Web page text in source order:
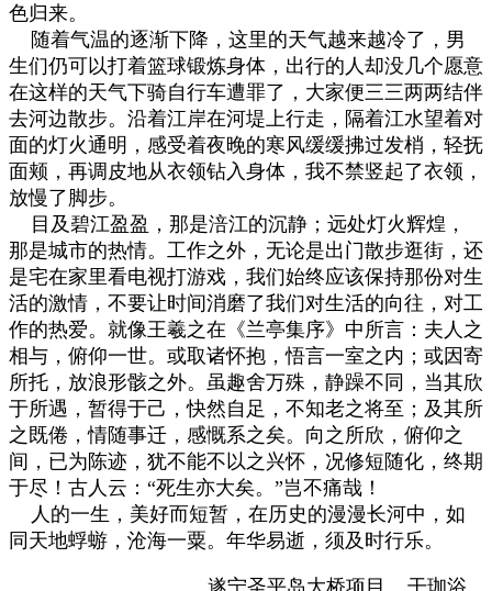
色归来。
随着气温的逐渐下降，这里的天气越来越冷了，男
生们仍可以打着篮球锻炼身体，出行的人却没几个愿意
在这样的天气下骑自行车遭罪了，大家便三三两两结伴
去河边散步。沿着江岸在河堤上行走，隔着江水望着对
面的灯火通明，感受着夜晚的寒风缓缓拂过发梢，轻抚
面颊，再调皮地从衣领钻入身体，我不禁竖起了衣领，
放慢了脚步。
目及碧江盈盈，那是涪江的沉静；远处灯火辉煌，
那是城市的热情。工作之外，无论是出门散步逛街，还
是宅在家里看电视打游戏，我们始终应该保持那份对生
活的激情，不要让时间消磨了我们对生活的向往，对工
作的热爱。就像王羲之在《兰亭集序》中所言：夫人之
相与，俯仰一世。或取诸怀抱，悟言一室之内；或因寄
所托，放浪形骸之外。虽趣舍万殊，静躁不同，当其欣
于所遇，暂得于己，快然自足，不知老之将至；及其所
之既倦，情随事迁，感慨系之矣。向之所欣，俯仰之
间，已为陈迹，犹不能不以之兴怀，况修短随化，终期
于尽！古人云：“死生亦大矣。”岂不痛哉！
人的一生，美好而短暂，在历史的漫漫长河中，如
同天地蜉蝣，沧海一粟。年华易逝，须及时行乐。